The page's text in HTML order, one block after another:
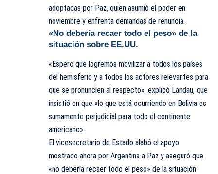
adoptadas por Paz, quien asumió el poder en
noviembre y enfrenta demandas de renuncia.
«No debería recaer todo el peso» de la
situación sobre EE.UU.
«Espero que logremos movilizar a todos los países
del hemisferio y a todos los actores relevantes para
que se pronuncien al respecto», explicó Landau, que
insistió en que «lo que está ocurriendo en Bolivia es
sumamente perjudicial para todo el continente
americano».
El vicesecretario de Estado alabó el apoyo
mostrado ahora por Argentina a Paz y aseguró que
«no debería recaer todo el peso» de la situación